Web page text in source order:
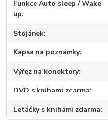
Funkce Auto sleep / Wake
up
Stojánek
Kapsa na poznámky
Výřez na konektory
DVD s knihami zdarma
Letáčky s knihami zdarma